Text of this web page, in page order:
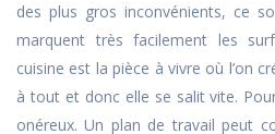
des plus gros inconvénients, ce
marquent très facilement les
cuisine est la pièce à vivre où l’on
à tout et donc elle se salit vite.
onéreux. Un plan de travail peut